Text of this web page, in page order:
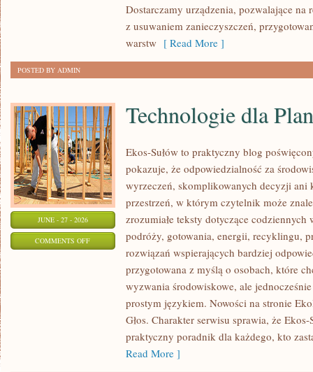
Dostarczamy urządzenia, pozwalające na
z usuwaniem zanieczyszczeń,
warstw [ Read More ]
POSTED BY ADMIN
JUNE - 27 - 2026
COMMENTS OFFON
TECHNOLOGIE
Technologie dla
Ekos-Sułów to praktyczny blog
pokazuje, że odpowiedzialność za
wyrzeczeń, skomplikowanych decyzji ani
przestrzeń, w którym czytelnik może
zrozumiałe teksty dotyczące
podróży, gotowania, energii, recyklingu,
rozwiązań wspierających bardziej
przygotowana z myślą o osobach, które
wyzwania środowiskowe, ale
prostym językiem. Nowości na stronie
Głos. Charakter serwisu sprawia, że
praktyczny poradnik dla każdego, kto
Read More ]